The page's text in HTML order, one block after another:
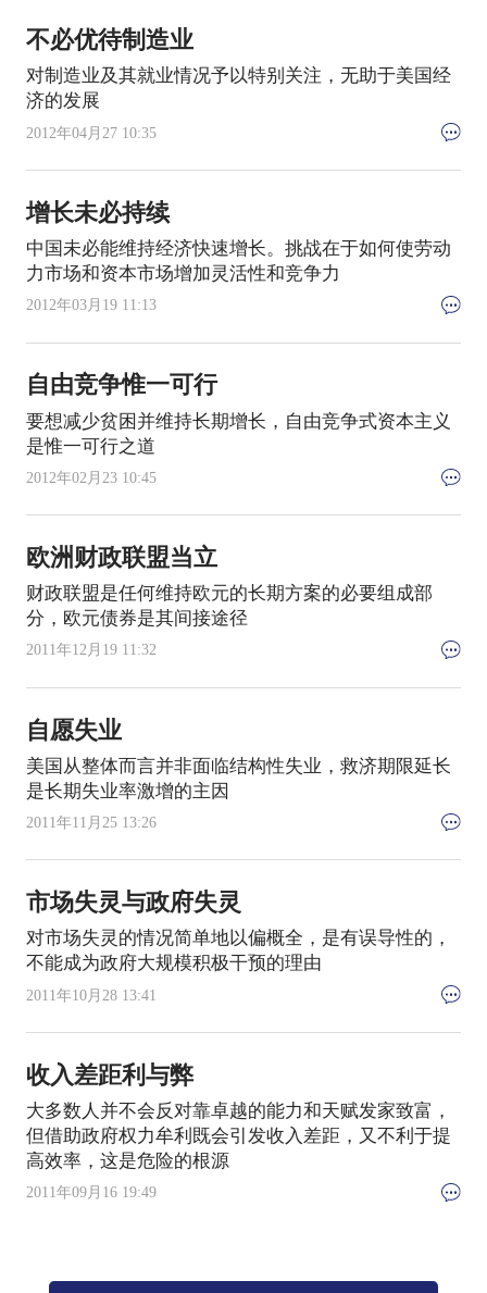
不必优待制造业
对制造业及其就业情况予以特别关注，无助于美国经
济的发展
2012年04月27 10:35
增长未必持续
中国未必能维持经济快速增长。挑战在于如何使劳动
力市场和资本市场增加灵活性和竞争力
2012年03月19 11:13
自由竞争惟一可行
要想减少贫困并维持长期增长，自由竞争式资本主义
是惟一可行之道
2012年02月23 10:45
欧洲财政联盟当立
财政联盟是任何维持欧元的长期方案的必要组成部
分，欧元债券是其间接途径
2011年12月19 11:32
自愿失业
美国从整体而言并非面临结构性失业，救济期限延长
是长期失业率激增的主因
2011年11月25 13:26
市场失灵与政府失灵
对市场失灵的情况简单地以偏概全，是有误导性的，
不能成为政府大规模积极干预的理由
2011年10月28 13:41
收入差距利与弊
大多数人并不会反对靠卓越的能力和天赋发家致富，
但借助政府权力牟利既会引发收入差距，又不利于提
高效率，这是危险的根源
2011年09月16 19:49